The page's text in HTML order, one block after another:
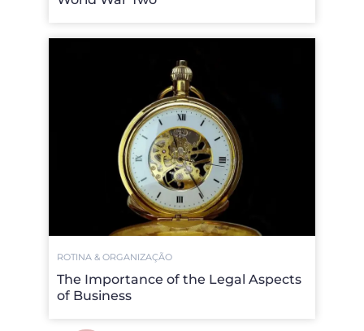
ROTINA & ORGANIZAÇÃO
The Importance of the Legal Aspects
of Business